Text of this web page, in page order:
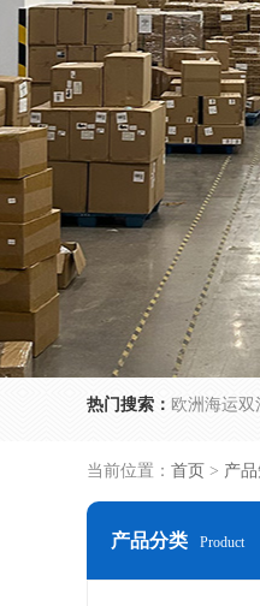
热门搜索：
当前位置： 首页 > 产
产品分类 Product